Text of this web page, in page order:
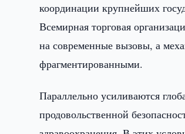
координации крупнейших
Всемирная торговая
на современные вызовы, а
фрагментированными.
Параллельно усиливаются
продовольственной